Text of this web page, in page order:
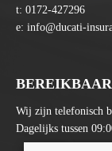
t: 0172-427296
e: info@ducati-
Wij zijn telefonisch
Dagelijks tussen